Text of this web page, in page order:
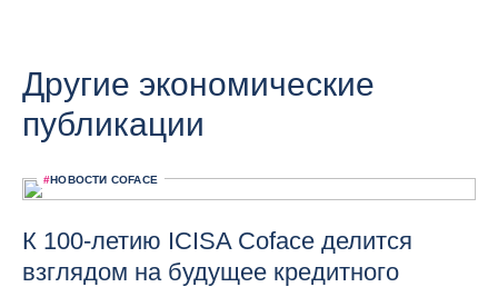
Другие экономические
публикации
#НОВОСТИ COFACE
К 100-летию ICISA Coface делится
взглядом на будущее кредитного